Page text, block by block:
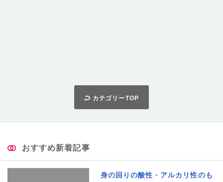
カテゴリーTOP
おすすめ新着記事
身の回りの酸性・アルカリ性のも